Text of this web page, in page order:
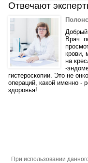
Отвечают
Добрый
Врач
крови,
на
-
гистероскопии. Это не
операций, какой именно -
здоровья!
При использовании